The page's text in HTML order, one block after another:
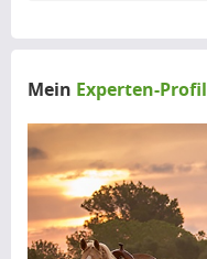
Mein Experten-Profil